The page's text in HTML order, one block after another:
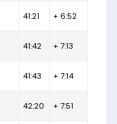
41:21 + 6:52
41:42 + 7:13
41:43 + 7:14
42:20 + 7:51